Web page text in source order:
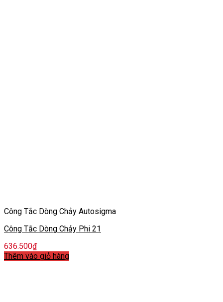
Công Tắc Dòng Chảy Autosigma
Công Tắc Dòng Chảy Phi 21
636.500₫
Thêm vào giỏ hàng